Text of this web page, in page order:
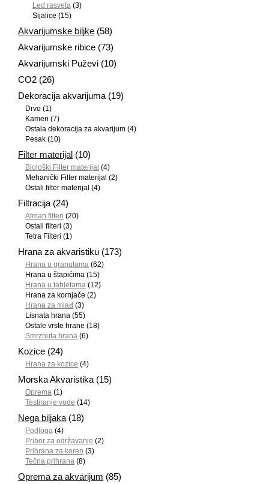
Led rasveta (3)
Sijalice (15)
Akvarijumske biljke (58)
Akvarijumske ribice (73)
Akvarijumski Puževi (10)
CO2 (26)
Dekoracija akvarijuma (19)
Drvo (1)
Kamen (7)
Ostala dekoracija za akvarijum (4)
Pesak (10)
Filter materijal (10)
Biološki Filter materijal (4)
Mehanički Filter materijal (2)
Ostali filter materijal (4)
Filtracija (24)
Atman filteri (20)
Ostali filteri (3)
Tetra Filteri (1)
Hrana za akvaristiku (173)
Hrana u granulama (62)
Hrana u štapićima (15)
Hrana u tabletama (12)
Hrana za kornjače (2)
Hrana za mlađ (3)
Lisnata hrana (55)
Ostale vrste hrane (18)
Smrznuta hrana (6)
Kozice (24)
Hrana za kozice (4)
Morska Akvaristika (15)
Oprema (1)
Testiranje vode (14)
Nega biljaka (18)
Podloga (4)
Pribor za održavanje (2)
Prihrana za koren (3)
Tečna prihrana (8)
Oprema za akvarijum (85)